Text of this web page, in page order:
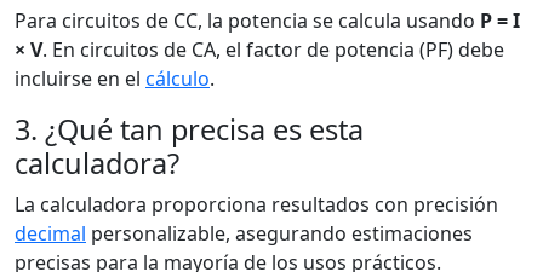
Para circuitos de CC, la potencia se calcula usando P = I
× V. En circuitos de CA, el factor de potencia (PF) debe
incluirse en el cálculo.
3. ¿Qué tan precisa es esta
calculadora?
La calculadora proporciona resultados con precisión
decimal personalizable, asegurando estimaciones
precisas para la mayoría de los usos prácticos.